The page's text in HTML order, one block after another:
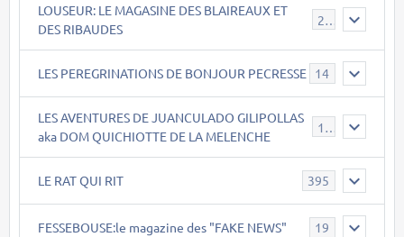
LOUSEUR: LE MAGASINE DES BLAIREAUX ET
DES RIBAUDES
21
LES PEREGRINATIONS DE BONJOUR PECRESSE 14
LES AVENTURES DE JUANCULADO GILIPOLLAS
aka DOM QUICHIOTTE DE LA MELENCHE
119
LE RAT QUI RIT 395
FESSEBOUSE:le magazine des "FAKE NEWS" 19